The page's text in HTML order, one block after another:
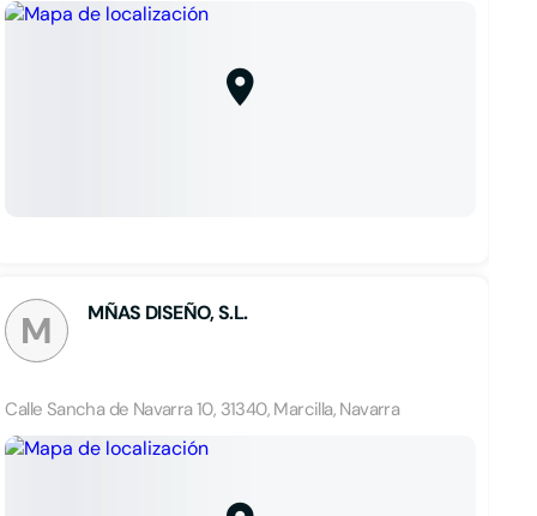
M MÑAS DISEÑO, S.L.
Calle Sancha de Navarra 10, 31340, Marcilla, Navarra